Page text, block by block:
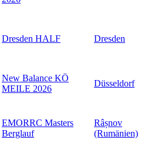
Dresden HALF Dresden
New Balance KÖ
MEILE 2026
Düsseldorf
EMORRC Masters
Berglauf
Râșnov
(Rumänien)